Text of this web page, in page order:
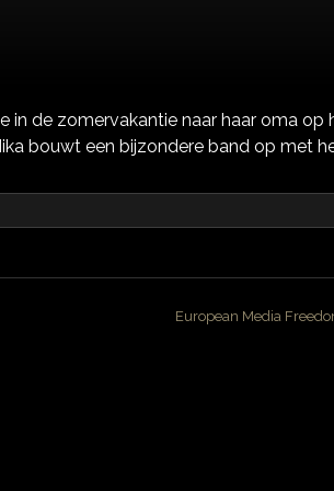
in de zomervakantie naar haar oma
bouwt een bijzondere band op met
European Media